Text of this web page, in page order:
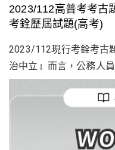
2023/112高普考考古
考銓歷屆試題(高考)
2023/112現行考銓考古
治中立」而言，公務人